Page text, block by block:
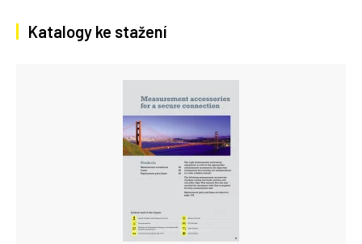
Katalogy ke stažení